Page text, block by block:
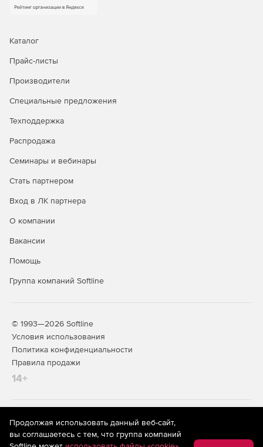
Собственный UTM-конструктор.
Многочисленные интеграции.
WhatsApp, признана экстремистской, ее деятельность на
территории РФ запрещена
Каталог
Прайс-листы
Производители
Специальные предложения
Техподдержка
Распродажа
Семинары и вебинары
Стать партнером
Вход в ЛК партнера
О компании
Вакансии
Помощь
Группа компаний Softline
© 1993—2026 Softline
Условия использования
Политика конфиденциальности
Правила продажи
14+
На информационном ресурсе store.softline.ru применяются
рекомендательные технологии
(информационные технологии
предоставления информации на основе сбора,
Продолжая использовать данный веб-сайт,
вы соглашаетесь с тем, что группа компаний